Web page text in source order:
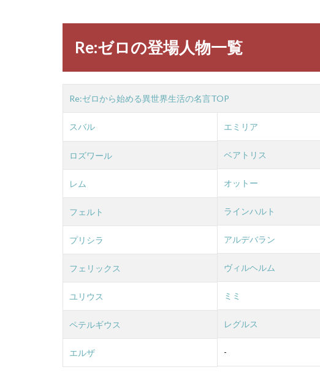
Re:ゼロの登場人物一覧
Re:ゼロから始める異世界生活の名言TOP
スバル エミリア
ロズワール ベアトリス
レム オットー
フェルト ラインハルト
プリシラ アルデバラン
フェリックス ヴィルヘルム
ユリウス ミミ
ペテルギウス レグルス
エルザ -